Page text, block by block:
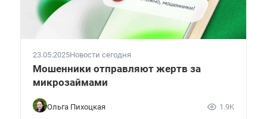
23.05.2025Новости сегодня
Мошенники отправляют жертв за
микрозаймами
Ольга Пихоцкая 1.9K